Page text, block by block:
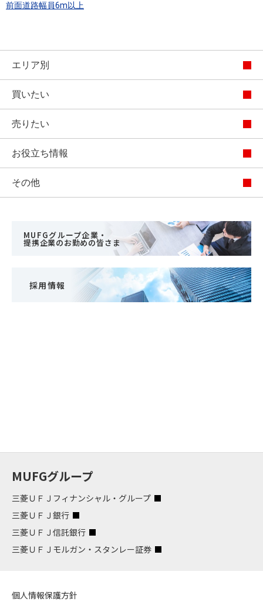
前面道路幅員6m以上
エリア別
買いたい
売りたい
お役立ち情報
その他
MUFGグループ企業・
提携企業のお勤めの皆さま
採用情報
MUFGグループ
三菱ＵＦＪフィナンシャル・グループ
三菱ＵＦＪ銀行
三菱ＵＦＪ信託銀行
三菱ＵＦＪモルガン・スタンレー証券
個人情報保護方針